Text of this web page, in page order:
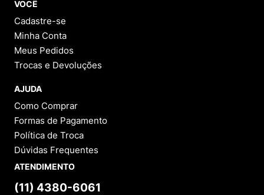
VOCÊ
Cadastre-se
Minha Conta
Meus Pedidos
Trocas e Devoluções
AJUDA
Como Comprar
Formas de Pagamento
Política de Troca
Dúvidas Frequentes
ATENDIMENTO
(11) 4380-6061